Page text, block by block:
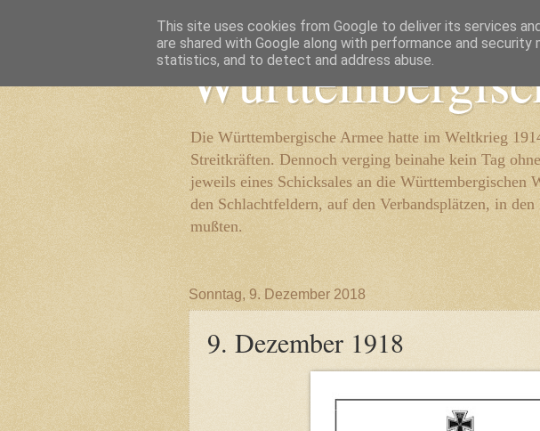
Die Württembergische Armee hatte im Weltkrieg
Streitkräften. Dennoch verging beinahe kein Tag
jeweils eines Schicksales an die
den Schlachtfeldern, auf den Verbandsplätzen, in
mußten.
Sonntag, 9. Dezember 2018
9. Dezember 1918
This site uses cookies from Google to deliver its services
are shared with Google along with performance and
statistics, and to detect and address abuse.